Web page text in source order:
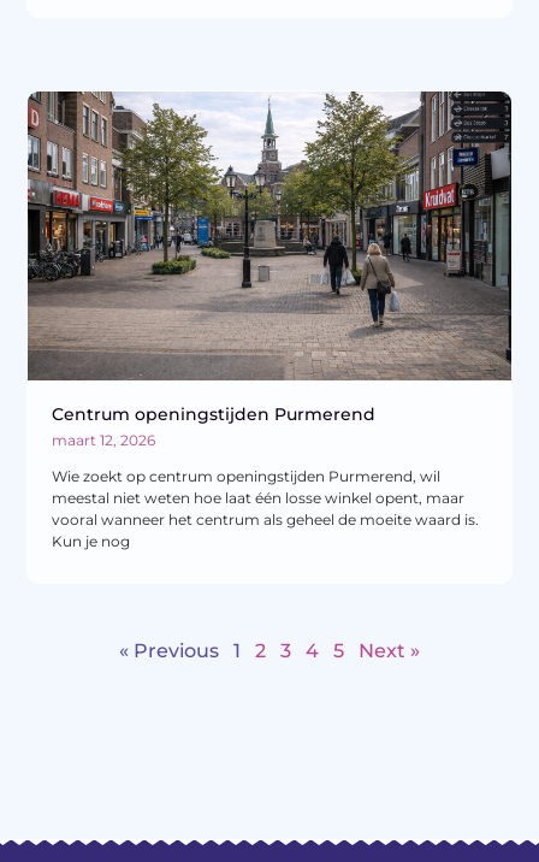
Centrum openingstijden Purmerend
maart 12, 2026
Wie zoekt op centrum openingstijden Purmerend, wil
meestal niet weten hoe laat één losse winkel opent, maar
vooral wanneer het centrum als geheel de moeite waard is.
Kun je nog
« Previous 1 2 3 4 5 Next »